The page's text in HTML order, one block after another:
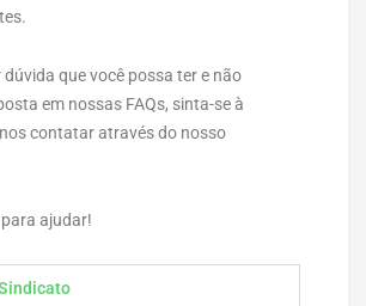
que você possa ter e não
em nossas FAQs, sinta-se à
contatar através do nosso
ajudar!